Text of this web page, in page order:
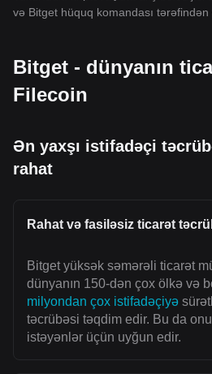
və Bitget hüquq komandası tərəfindən
Bitget - dünyanın
Filecoin
Ən yaxşı istifadəçi
rahat
Rahat və fasiləsiz ticarət
Bitget yüksək səmərəli ticarət
dünyanın 150-dən çox ölkə və
milyondan çox istifadəçiyə
təcrübəsi təqdim edir. Bu da
istəyənlər üçün uyğun edir.